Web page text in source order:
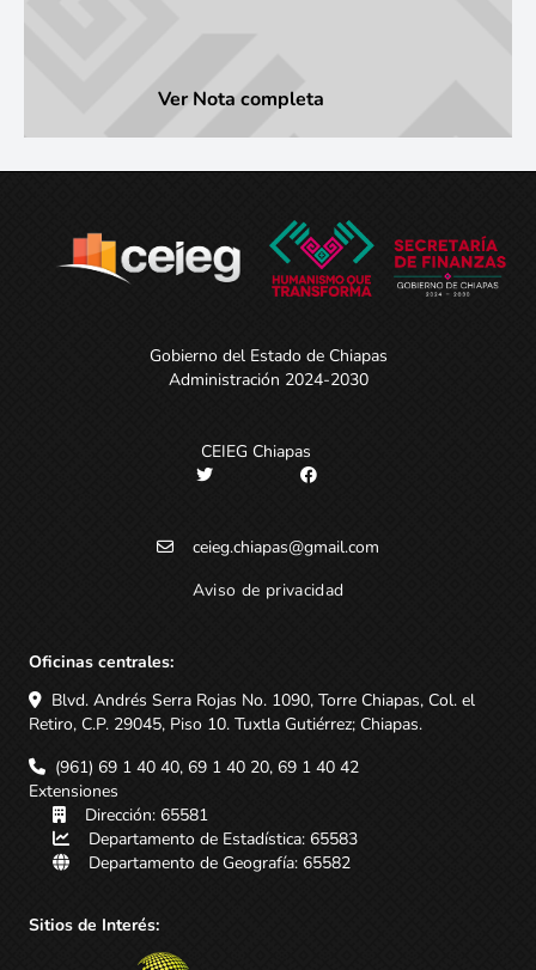
Ver Nota completa
Gobierno del Estado de Chiapas
Administración 2024-2030
CEIEG Chiapas
ceieg.chiapas@gmail.com
Aviso de privacidad
Oficinas centrales:
Blvd. Andrés Serra Rojas No. 1090, Torre Chiapas, Col. el
Retiro, C.P. 29045, Piso 10. Tuxtla Gutiérrez; Chiapas.
(961) 69 1 40 40, 69 1 40 20, 69 1 40 42
Extensiones
Dirección: 65581
Departamento de Estadística: 65583
Departamento de Geografía: 65582
Sitios de Interés: